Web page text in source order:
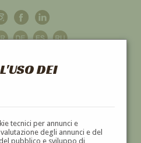
DEI
tecnici per annunci e
degli annunci e del
pubblico e sviluppo di
GALLERIAD'ARTE